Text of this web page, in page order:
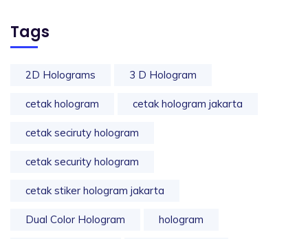
Tags
2D Holograms 3 D Hologram
cetak hologram cetak hologram jakarta
cetak seciruty hologram
cetak security hologram
cetak stiker hologram jakarta
Dual Color Hologram hologram